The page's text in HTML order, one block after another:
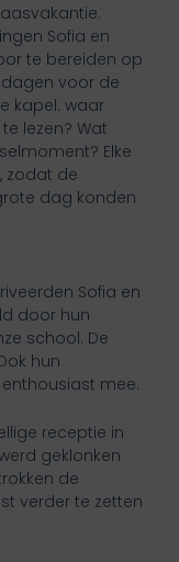
Sofia en
te bereiden op
voor de
kapel: waar
lezen? Wat
Elke
zodat de
dag konden
Sofia en
door hun
school. De
hun
mee.
receptie in
geklonken
de
verder te zetten